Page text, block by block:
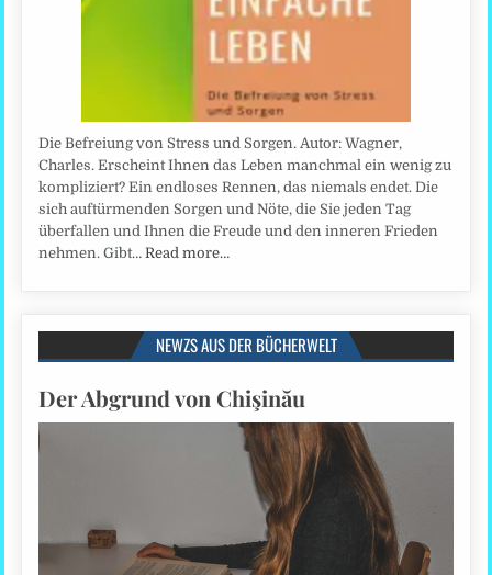
Die Befreiung von Stress und Sorgen. Autor: Wagner,
Charles. Erscheint Ihnen das Leben manchmal ein wenig zu
kompliziert? Ein endloses Rennen, das niemals endet. Die
sich auftürmenden Sorgen und Nöte, die Sie jeden Tag
überfallen und Ihnen die Freude und den inneren Frieden
nehmen. Gibt…Read more…
NEWZS AUS DER BÜCHERWELT
Der Abgrund von Chişinău